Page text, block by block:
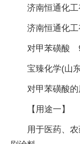
济南恒通化
济南恒通化
对甲苯磺酸
宝臻化学(山
对甲苯磺酸
【用途一】
用于医药、